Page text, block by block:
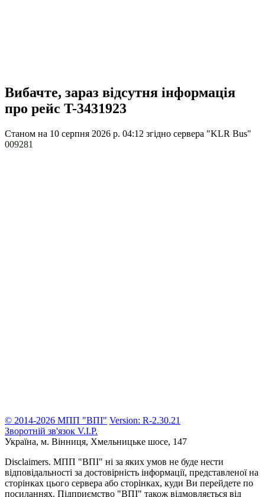
Вибачте, зараз відсутня інформація
про рейс T-3431923
Станом на 10 серпня 2026 р. 04:12 згідно сервера "KLR Bus"
009281
© 2014-2026 МПП "ВПІ" Version: R-2.30.21
Зворотній зв'язок V.I.P.
Україна, м. Вінниця, Хмельницьке шосе, 147
Disclaimers. МПП "ВПІ" ні за яких умов не буде нести
відповідальності за достовірність інформації, представленої на
сторінках цього сервера або сторінках, куди Ви перейдете по
посиланнях. Підприємство "ВПІ" також відмовляється від